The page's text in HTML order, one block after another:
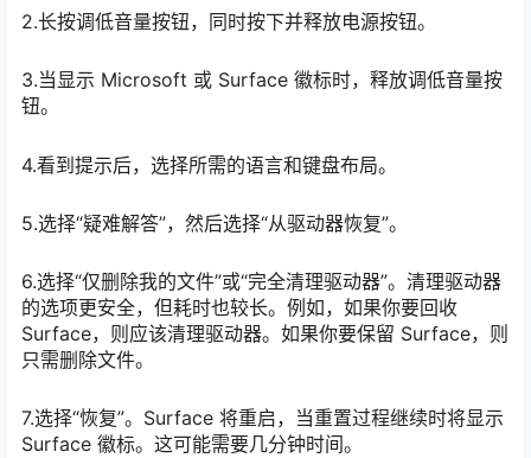
2.长按调低音量按钮，同时按下并释放电源按钮。
3.当显示 Microsoft 或 Surface 徽标时，释放调低音量按
钮。
4.看到提示后，选择所需的语言和键盘布局。
5.选择“疑难解答”，然后选择“从驱动器恢复”。
6.选择“仅删除我的文件”或“完全清理驱动器”。清理驱动器
的选项更安全，但耗时也较长。例如，如果你要回收
Surface，则应该清理驱动器。如果你要保留 Surface，则
只需删除文件。
7.选择“恢复”。Surface 将重启，当重置过程继续时将显示
Surface 徽标。这可能需要几分钟时间。